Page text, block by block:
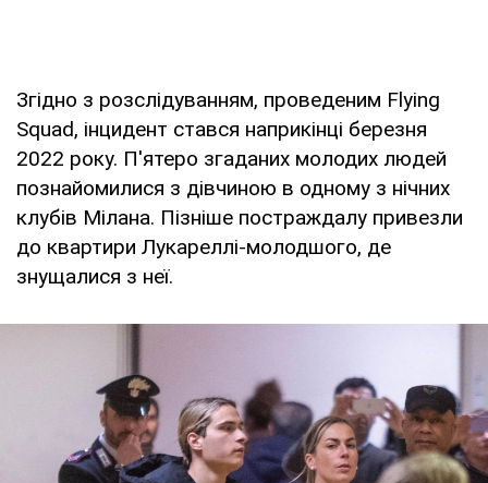
Згідно з розслідуванням, проведеним Flying
Squad, інцидент стався наприкінці березня
2022 року. П'ятеро згаданих молодих людей
познайомилися з дівчиною в одному з нічних
клубів Мілана. Пізніше постраждалу привезли
до квартири Лукареллі-молодшого, де
знущалися з неї.